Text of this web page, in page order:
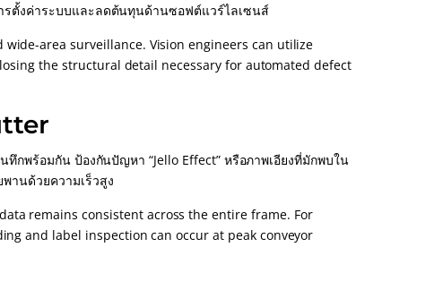
รตั้งค่าระบบและลดต้นทุนด้านซอฟต์แวร์ไลเซนส์
area surveillance. Vision engineers can utilize
the structural detail necessary for automated defect
กพร้อมกัน ป้องกันปัญหา “Jello Effect” หรือภาพเอียงที่มักพบใน
านด้วยความเร็วสูง
remains consistent across the entire frame. For
and label inspection can occur at peak conveyor